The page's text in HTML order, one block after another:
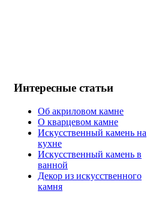
Интересные статьи
Об акриловом камне
О кварцевом камне
Искусственный камень на
кухне
Искусственный камень в
ванной
Декор из искусственного
камня